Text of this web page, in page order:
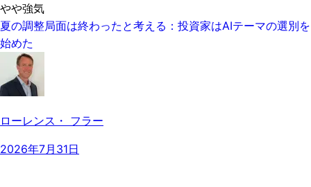
やや強気
夏の調整局面は終わったと考える：投資家はAIテーマの選別を
始めた
ローレンス・ フラー
2026年7月31日